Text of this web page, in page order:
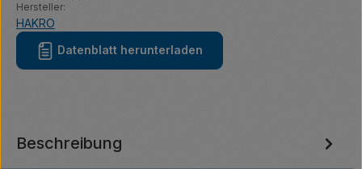
Hersteller:
HAKRO
Datenblatt herunterladen
Beschreibung